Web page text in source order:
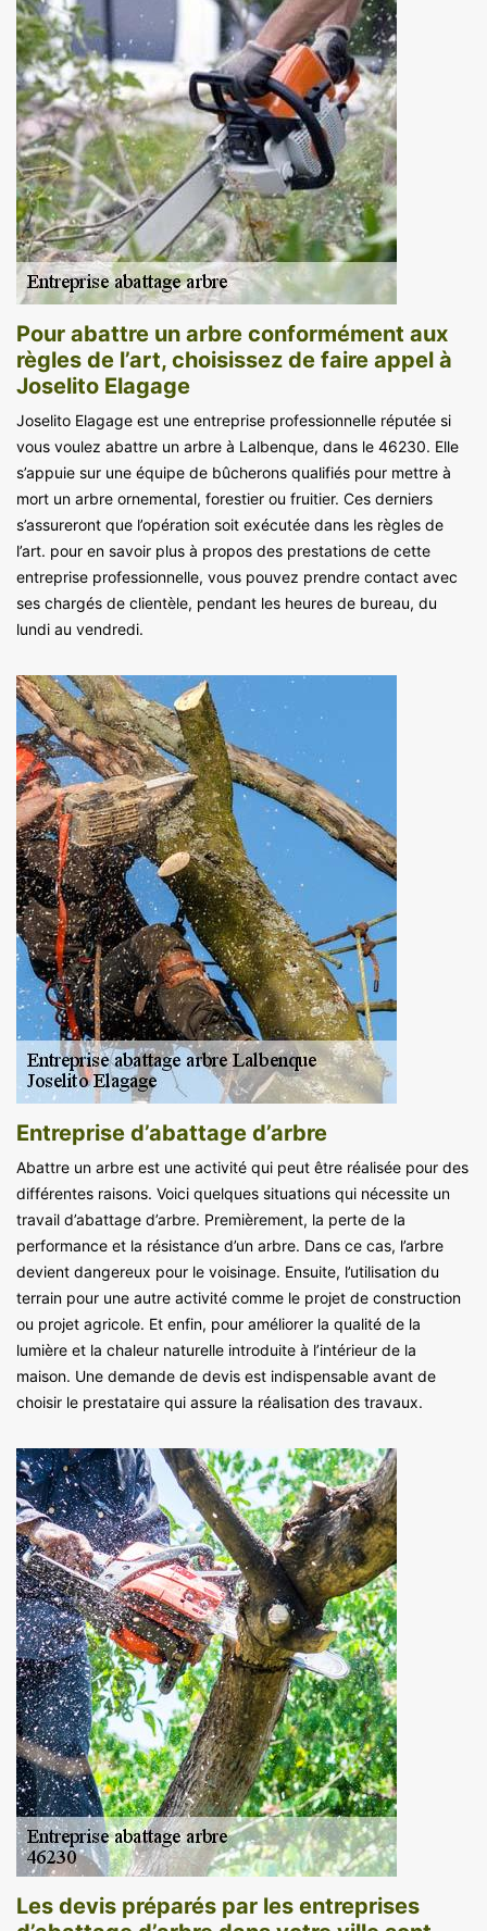
Pour abattre un arbre conformément aux
règles de l’art, choisissez de faire appel à
Joselito Elagage
Joselito Elagage est une entreprise professionnelle réputée si
vous voulez abattre un arbre à Lalbenque, dans le 46230. Elle
s’appuie sur une équipe de bûcherons qualifiés pour mettre à
mort un arbre ornemental, forestier ou fruitier. Ces derniers
s’assureront que l’opération soit exécutée dans les règles de
l’art. pour en savoir plus à propos des prestations de cette
entreprise professionnelle, vous pouvez prendre contact avec
ses chargés de clientèle, pendant les heures de bureau, du
lundi au vendredi.
Entreprise d’abattage d’arbre
Abattre un arbre est une activité qui peut être réalisée pour des
différentes raisons. Voici quelques situations qui nécessite un
travail d’abattage d’arbre. Premièrement, la perte de la
performance et la résistance d’un arbre. Dans ce cas, l’arbre
devient dangereux pour le voisinage. Ensuite, l’utilisation du
terrain pour une autre activité comme le projet de construction
ou projet agricole. Et enfin, pour améliorer la qualité de la
lumière et la chaleur naturelle introduite à l’intérieur de la
maison. Une demande de devis est indispensable avant de
choisir le prestataire qui assure la réalisation des travaux.
Les devis préparés par les entreprises